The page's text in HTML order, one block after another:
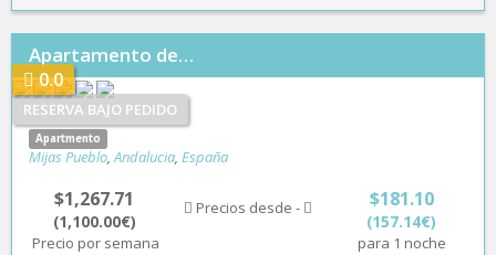
Apartamento de…
RESERVA BAJO PEDIDO
0.0
Apartmento
Mijas Pueblo,Andalucia, España
$1,267.71
(1,100.00€)
Precio por semana
Precios desde - $181.10
(157.14€)
para 1 noche